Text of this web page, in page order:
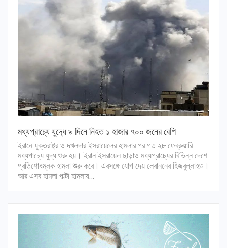
মধ্যপ্রাচ্যে যুদ্ধে ৯ দিনে নিহত ১ হাজার ৭০০ জনের বেশি
ইরানে যুক্তরাষ্ট্র ও দখলদার ইসরায়েলের হামলার পর গত ২৮ ফেব্রুয়ারি
মধ্যপাচ্যে যুদ্ধ শুরু হয়। ইরান ইসরায়েল ছাড়াও মধ্যপ্রাচ্যের বিভিন্ন দেশে
প্রতিশোধমূলক হামলা শুরু করে। এরসঙ্গে যোগ দেয় লেবাননের হিজবুল্লাহও।
আর এসব হামলা পাল্টা হামলায়…